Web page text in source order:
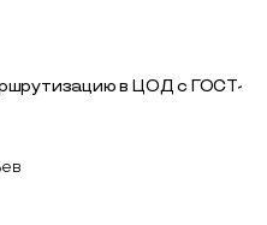
в ЦОД с ГОСТ-